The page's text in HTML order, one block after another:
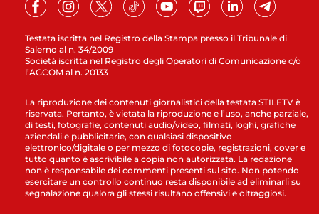
Testata iscritta nel Registro della Stampa presso il Tribunale di
Salerno al n. 34/2009
Società iscritta nel Registro degli Operatori di Comunicazione c/o
l’AGCOM al n. 20133
La riproduzione dei contenuti giornalistici della testata STILETV è
riservata. Pertanto, è vietata la riproduzione e l’uso, anche parziale,
di testi, fotografie, contenuti audio/video, filmati, loghi, grafiche
aziendali e pubblicitarie, con qualsiasi dispositivo
elettronico/digitale o per mezzo di fotocopie, registrazioni, cover e
tutto quanto è ascrivibile a copia non autorizzata. La redazione
non è responsabile dei commenti presenti sul sito. Non potendo
esercitare un controllo continuo resta disponibile ad eliminarli su
segnalazione qualora gli stessi risultano offensivi e oltraggiosi.